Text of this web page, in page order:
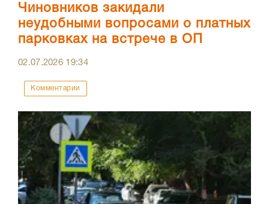
Чиновников закидали
неудобными вопросами о платных
парковках на встрече в ОП
02.07.2026 19:34
Комментарии